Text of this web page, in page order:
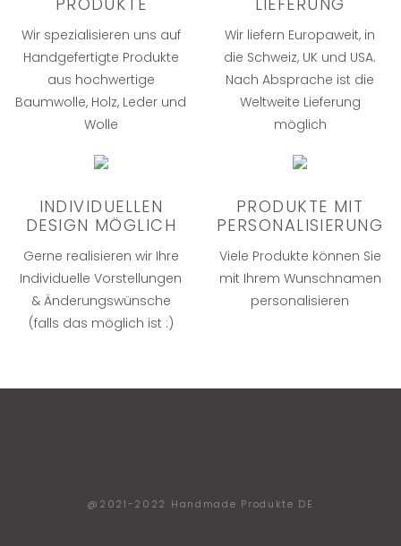
Wir spezialisieren uns auf
Handgefertigte Produkte
aus hochwertige
Baumwolle, Holz, Leder und
Wolle
Wir liefern Europaweit, in
die Schweiz, UK und USA.
Nach Absprache ist die
Weltweite Lieferung
möglich
INDIVIDUELLEN
DESIGN MÖGLICH
Gerne realisieren wir Ihre
Individuelle Vorstellungen
& Änderungswünsche
(falls das möglich ist :)
PRODUKTE MIT
PERSONALISIERUNG
Viele Produkte können Sie
mit Ihrem Wunschnamen
personalisieren
@2021-2022 Handmade Produkte DE